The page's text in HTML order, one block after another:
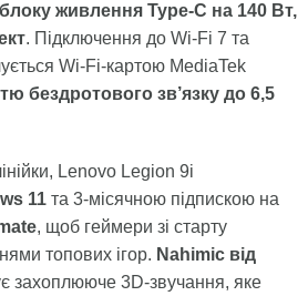
блоку живлення Type-C на 140 Вт,
. Підключення до Wi-Fi 7 та
Wi-Fi-картою MediaTek
бездротового зв’язку до 6,5
Lenovo Legion 9i
11та 3-місячною підпискою на
, щоб геймери зі старту
топових ігор. Nahimic від
захоплююче 3D-звучання, яке